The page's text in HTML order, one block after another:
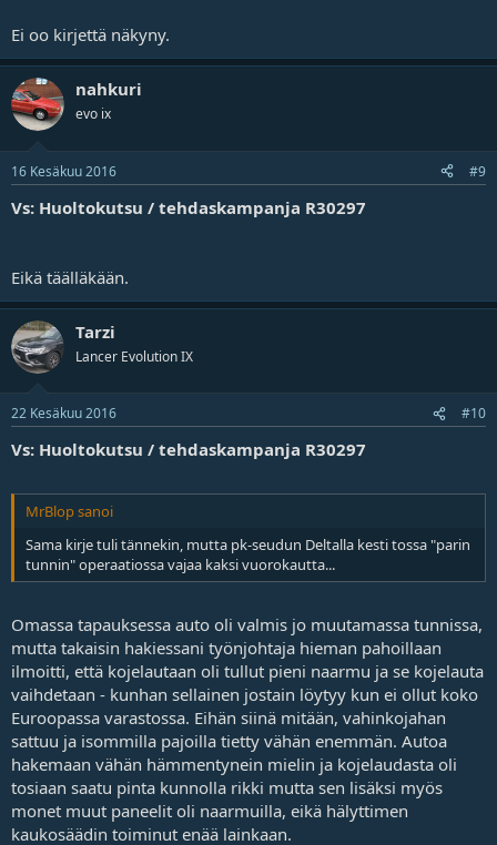
Ei oo kirjettä näkyny.
nahkuri
evo ix
16 Kesäkuu 2016 #9
Vs: Huoltokutsu / tehdaskampanja R30297
Eikä täälläkään.
Tarzi
Lancer Evolution IX
22 Kesäkuu 2016 #10
Vs: Huoltokutsu / tehdaskampanja R30297
MrBlop sanoi
Sama kirje tuli tännekin, mutta pk-seudun Deltalla kesti tossa "parin
tunnin" operaatiossa vajaa kaksi vuorokautta...
Omassa tapauksessa auto oli valmis jo muutamassa tunnissa,
mutta takaisin hakiessani työnjohtaja hieman pahoillaan
ilmoitti, että kojelautaan oli tullut pieni naarmu ja se kojelauta
vaihdetaan - kunhan sellainen jostain löytyy kun ei ollut koko
Euroopassa varastossa. Eihän siinä mitään, vahinkojahan
sattuu ja isommilla pajoilla tietty vähän enemmän. Autoa
hakemaan vähän hämmentynein mielin ja kojelaudasta oli
tosiaan saatu pinta kunnolla rikki mutta sen lisäksi myös
monet muut paneelit oli naarmuilla, eikä hälyttimen
kaukosäädin toiminut enää lainkaan.